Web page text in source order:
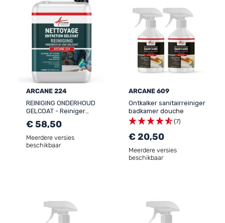
ARCANE 224
REINIGING ONDERHOUD
GELCOAT - Reiniger
gelcoat stootwillen
Onderhoud boten
€ 58,50
Meerdere versies
beschikbaar
ARCANE 609
Ontkalker sanitairreiniger
badkamer douche
(7)
€ 20,50
Meerdere versies
beschikbaar